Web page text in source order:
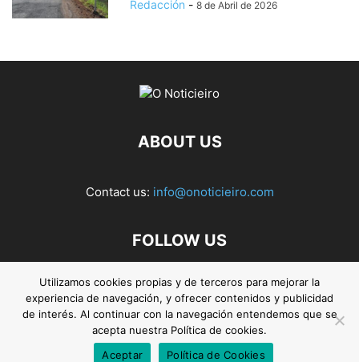
Redacción - 8 de Abril de 2026
ABOUT US
Contact us: info@onoticieiro.com
FOLLOW US
© 2026. O Noticieiro
Utilizamos cookies propias y de terceros para mejorar la
experiencia de navegación, y ofrecer contenidos y publicidad
de interés. Al continuar con la navegación entendemos que se
acepta nuestra Política de cookies.
Aceptar
Política de Cookies